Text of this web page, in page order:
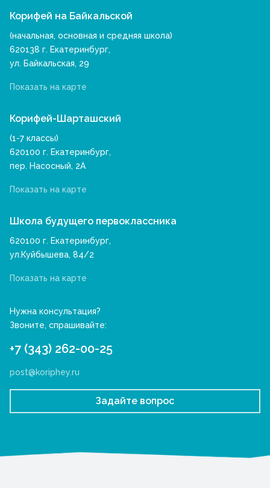
Корифей на Байкальской
(начальная, основная и средняя школа)
620138 г. Екатеринбург,
ул. Байкальская, 29
Показать на карте
Корифей-Шарташский
(1-7 классы)
620100 г. Екатеринбург,
пер. Насосный, 2А
Показать на карте
Школа будущего первоклассника
620100 г. Екатеринбург,
ул.Куйбышева, 84/2
Показать на карте
Нужна консультация?
Звоните, спрашивайте:
+7 (343) 262-00-25
post@koriphey.ru
Задайте вопрос